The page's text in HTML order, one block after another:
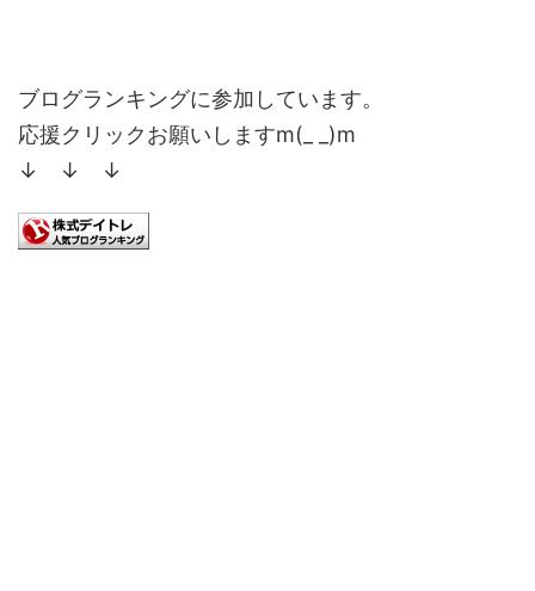
ブログランキングに参加しています。
応援クリックお願いしますm(_ _)m
↓ ↓ ↓